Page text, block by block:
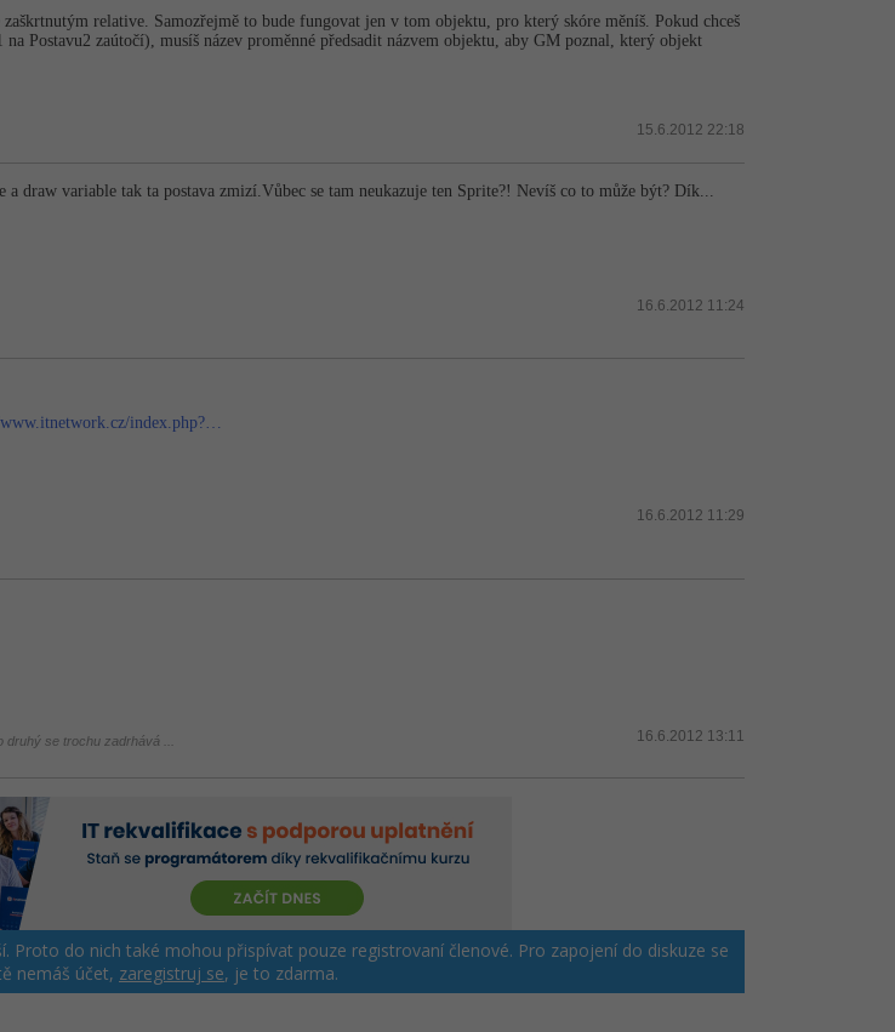
relative. Samozřejmě to bude fungovat jen v tom objektu, pro který skóre měníš. Pokud chceš
Postavu2 zaútočí), musíš název proměnné předsadit názvem objektu, aby GM poznal, který objekt
15.6.2012 22:18
draw variable tak ta postava zmizí.Vůbec se tam neukazuje ten Sprite?! Nevíš co to může být? Dík...
16.6.2012 11:24
index.php?…
16.6.2012 11:29
16.6.2012 13:11
se trochu zadrhává ...
Proto do nich také mohou přispívat pouze registrovaní členové. Pro zapojení do diskuze se
nemáš účet, zaregistruj se, je to zdarma.